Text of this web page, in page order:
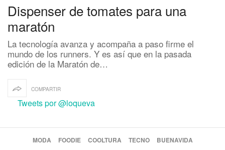
Dispenser de tomates para una
maratón
La tecnología avanza y acompaña a paso firme el
mundo de los runners. Y es así que en la pasada
edición de la Maratón de…
COMPARTIR
Tweets por @loqueva
MODA FOODIE COOLTURA TECNO BUENAVIDA